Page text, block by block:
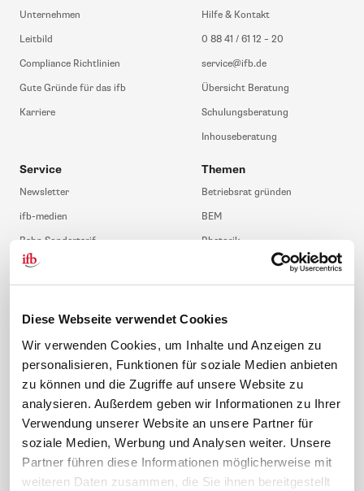
Diese Webseite verwendet Cookies
Wir verwenden Cookies, um Inhalte und Anzeigen zu
personalisieren, Funktionen für soziale Medien anbieten
zu können und die Zugriffe auf unsere Website zu
analysieren. Außerdem geben wir Informationen zu Ihrer
Verwendung unserer Website an unsere Partner für
soziale Medien, Werbung und Analysen weiter. Unsere
Partner führen diese Informationen möglicherweise mit
weiteren Daten zusammen, die Sie ihnen bereitgestellt
Unternehmen
Leitbild
Compliance Richtlinien
Gute Gründe für das ifb
Karriere
Hilfe & Kontakt
0 88 41 / 61 12 – 20
service@ifb.de
Übersicht Beratung
Schulungsberatung
Inhouseberatung
Service
Newsletter
ifb-medien
Bahn Sondertarif
meinifb
FAQ
ifb-App Betriebsrat360
Themen
Betriebsrat gründen
BEM
Rhetorik
JAV-Wahl
News. Wissen. Themen.
Lexikon
Rechtsprechung
Gesetze
Folgen Sie uns
Sicherheit durch geprüfte
Qualität!